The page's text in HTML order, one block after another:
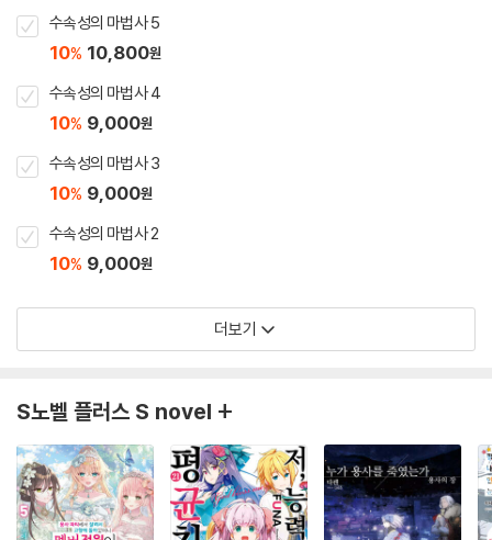
수속성의 마법사 5
10% 10,800원
수속성의 마법사 4
10% 9,000원
수속성의 마법사 3
10% 9,000원
수속성의 마법사 2
10% 9,000원
더보기
S노벨 플러스 S novel +